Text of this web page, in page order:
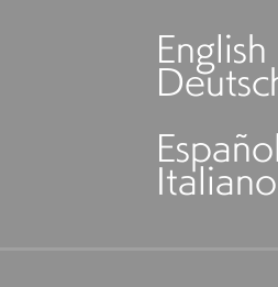
English
Italiano